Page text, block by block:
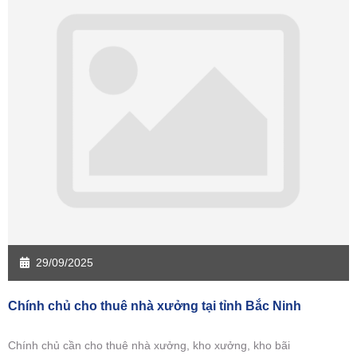
29/09/2025
Chính chủ cho thuê nhà xưởng tại tỉnh Bắc Ninh
Chính chủ cần cho thuê nhà xưởng, kho xưởng, kho bãi